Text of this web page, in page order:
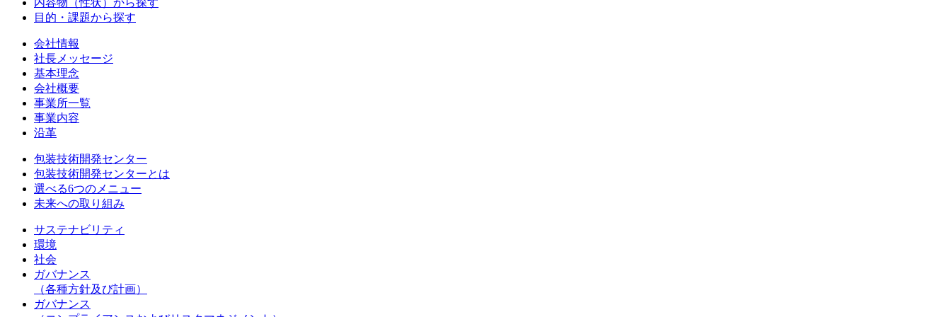
目的・課題から探す
会社情報
社長メッセージ
基本理念
会社概要
事業所一覧
事業内容
沿革
包装技術開発センター
包装技術開発センターとは
選べる6つのメニュー
未来への取り組み
サステナビリティ
環境
社会
ガバナンス
（各種方針及び計画）
ガバナンス